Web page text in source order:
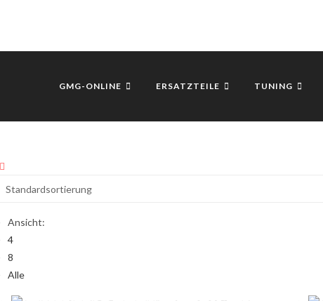
GMG-ONLINE ERSATZTEILE TUNING
Ansicht:
4
8
Alle